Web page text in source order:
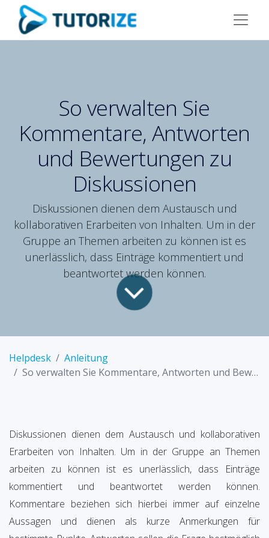
So verwalten Sie
Kommentare, Antworten
und Bewertungen zu
Diskussionen
Diskussionen dienen dem Austausch und
kollaborativen Erarbeiten von Inhalten. Um in der
Gruppe an Themen arbeiten zu können ist es
unerlässlich, dass Einträge kommentiert und
beantwortet werden können.
Helpdesk
Anleitung
So verwalten Sie Kommentare, Antworten und Bewertungen zu Diskussionen
Diskussionen dienen dem Austausch und kollaborativen
Erarbeiten von Inhalten. Um in der Gruppe an Themen
arbeiten zu können ist es unerlässlich, dass Einträge
kommentiert und beantwortet werden können.
Kommentare beziehen sich hierbei immer auf einzelne
Aussagen und dienen als kurze Anmerkungen für